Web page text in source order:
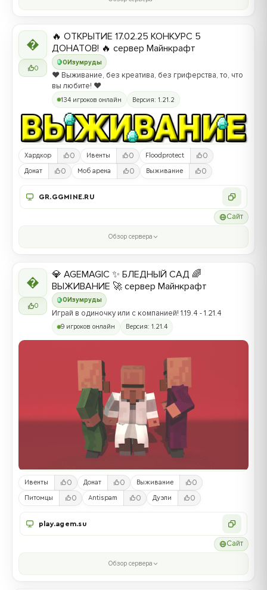

0
0Изумруды
🔥 ОТКРЫТИЕ 17.02.25 КОНКУРС 5
ДОНАТОВ! 🔥 сервер Майнкрафт
❤️ Выживание, без креатива, без гриферства, то, что
вы любите! ❤️
134 игроков онлайн Версия: 1.21.2
Хардкор 0 Ивенты 0 Floodprotect 0
Донат 0 Моб арена 0 Выживание 0
GR.GGMINE.RU
Сайт
Обзор сервера

0
0 Изумруды
💎 AGEMAGIC ✨ БЛЕДНЫЙ САД 🌈
ВЫЖИВАНИЕ 🚀 сервер Майнкрафт
Играй в одиночку или с компанией! 1.19.4 - 1.21.4
9 игроков онлайн Версия: 1.21.4
Ивенты 0 Донат 0 Выживание 0
Питомцы 0 Antispam 0 Дуэли 0
play.agem.su
Сайт
Обзор сервера